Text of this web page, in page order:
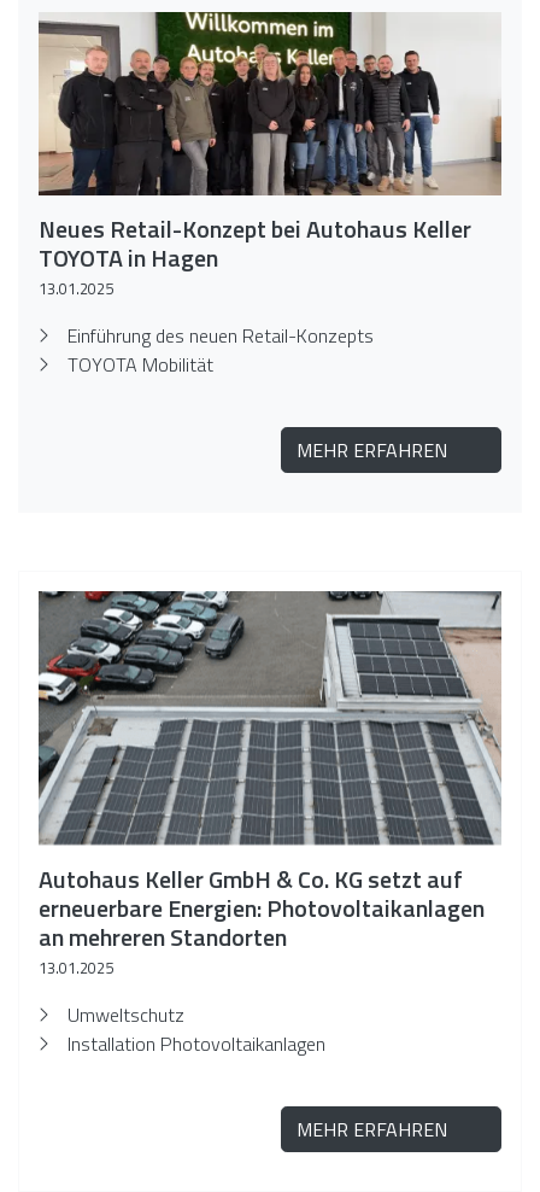
Neues Retail-Konzept bei Autohaus Keller
TOYOTA in Hagen
13.01.2025
Einführung des neuen Retail-Konzepts
TOYOTA Mobilität
MEHR ERFAHREN
Autohaus Keller GmbH & Co. KG setzt auf
erneuerbare Energien: Photovoltaikanlagen
an mehreren Standorten
13.01.2025
Umweltschutz
Installation Photovoltaikanlagen
MEHR ERFAHREN